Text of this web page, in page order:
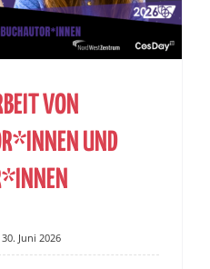
VON
UND
30. Juni 2026